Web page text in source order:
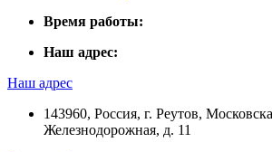
Время работы:
Наш адрес:
Наш адрес
143960, Россия, г. Реутов,
Железнодорожная, д. 11